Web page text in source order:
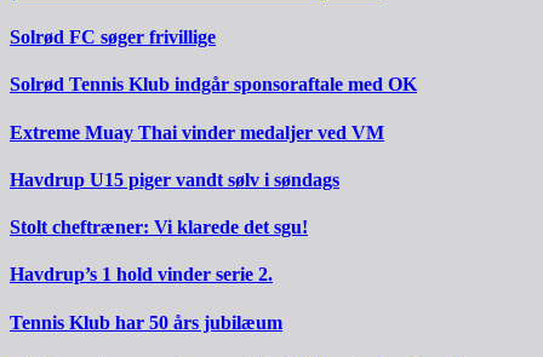
Solrød FC søger frivillige
Solrød Tennis Klub indgår sponsoraftale med OK
Extreme Muay Thai vinder medaljer ved VM
Havdrup U15 piger vandt sølv i søndags
Stolt cheftræner: Vi klarede det sgu!
Havdrup’s 1 hold vinder serie 2.
Tennis Klub har 50 års jubilæum